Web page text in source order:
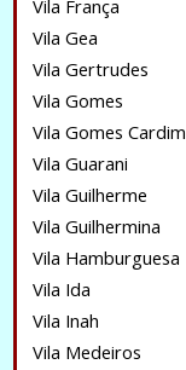
Vila França
Vila Gea
Vila Gertrudes
Vila Gomes
Vila Gomes Cardim
Vila Guarani
Vila Guilherme
Vila Guilhermina
Vila Hamburguesa
Vila Ida
Vila Inah
Vila Medeiros